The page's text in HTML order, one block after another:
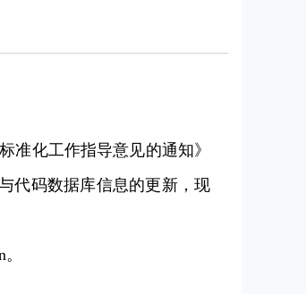
准化工作指导意见的通知》
代码数据库信息的更新，现